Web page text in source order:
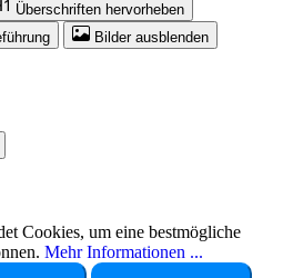
Überschriften hervorheben
Bilder ausblenden
Cookies, um eine bestmögliche
Mehr Informationen ...